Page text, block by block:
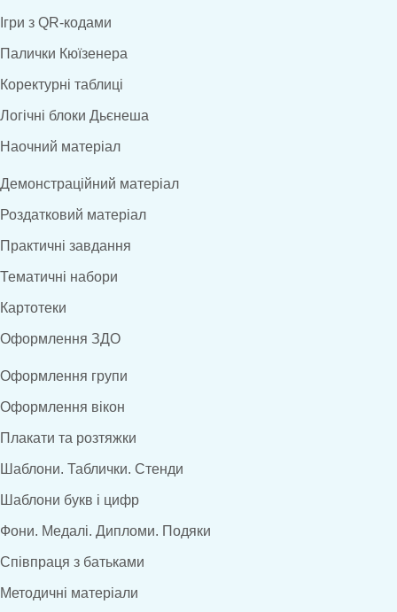
Ігри з QR-кодами
Палички Кюїзенера
Коректурні таблиці
Логічні блоки Дьєнеша
Наочний матеріал
Демонстраційний матеріал
Роздатковий матеріал
Практичні завдання
Тематичні набори
Картотеки
Оформлення ЗДО
Оформлення групи
Оформлення вікон
Плакати та розтяжки
Шаблони. Таблички. Стенди
Шаблони букв і цифр
Фони. Медалі. Дипломи. Подяки
Співпраця з батьками
Методичні матеріали